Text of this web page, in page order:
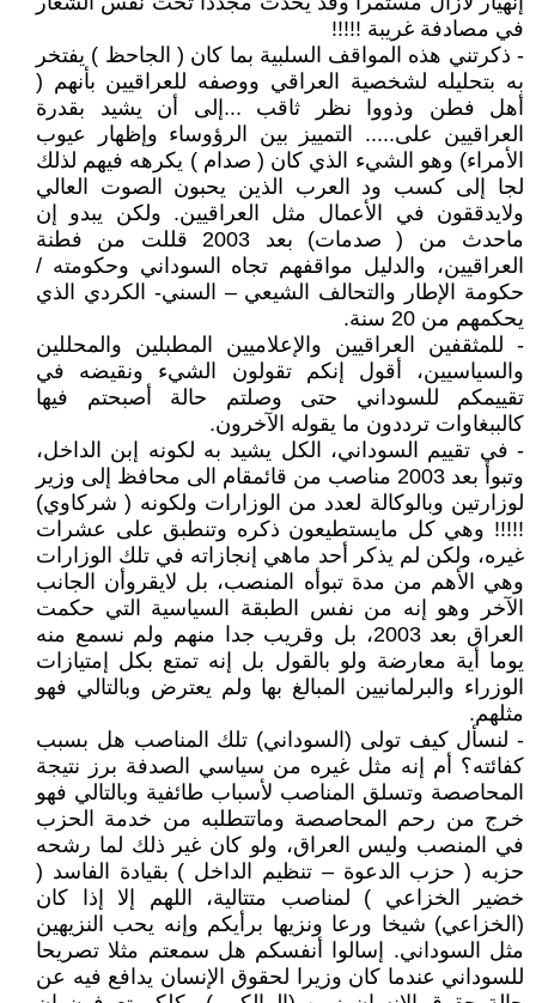
في مصادفة غريبة !!!!!
- ذكرتني هذه المواقف السلبية بما كان ( الجاحظ ) يفتخر
به بتحليله لشخصية العراقي ووصفه للعراقيين بأنهم (
أهل فطن وذووا نظر ثاقب ...إلى أن يشيد بقدرة
العراقيين على..... التمييز بين الرؤوساء وإظهار عيوب
الأمراء) وهو الشيء الذي كان ( صدام ) يكرهه فيهم لذلك
لجا إلى كسب ود العرب الذين يحبون الصوت العالي
ولايدققون في الأعمال مثل العراقيين. ولكن يبدو إن
ماحدث من ( صدمات) بعد 2003 قللت من فطنة
العراقيين، والدليل مواقفهم تجاه السوداني وحكومته /
حكومة الإطار والتحالف الشيعي – السني- الكردي الذي
يحكمهم من 20 سنة.
- للمثقفين العراقيين والإعلاميين المطبلين والمحللين
والسياسيين، أقول إنكم تقولون الشيء ونقيضه في
تقييمكم للسوداني حتى وصلتم حالة أصبحتم فيها
كالببغاوات ترددون ما يقوله الآخرون.
- في تقييم السوداني، الكل يشيد به لكونه إبن الداخل،
وتبوأ بعد 2003 مناصب من قائمقام الى محافظ إلى وزير
لوزارتين وبالوكالة لعدد من الوزارات ولكونه ( شركاوي)
!!!!! وهي كل مايستطيعون ذكره وتنطبق على عشرات
غيره، ولكن لم يذكر أحد ماهي إنجازاته في تلك الوزارات
وهي الأهم من مدة تبوأه المنصب، بل لايقروأن الجانب
الآخر وهو إنه من نفس الطبقة السياسية التي حكمت
العراق بعد 2003، بل وقريب جدا منهم ولم نسمع منه
يوما أية معارضة ولو بالقول بل إنه تمتع بكل إمتيازات
الوزراء والبرلمانيين المبالغ بها ولم يعترض وبالتالي فهو
مثلهم.
- لنسأل كيف تولى (السوداني) تلك المناصب هل بسبب
كفائته؟ أم إنه مثل غيره من سياسي الصدفة برز نتيجة
المحاصصة وتسلق المناصب لأسباب طائفية وبالتالي فهو
خرج من رحم المحاصصة وماتتطلبه من خدمة الحزب
في المنصب وليس العراق، ولو كان غير ذلك لما رشحه
حزبه ( حزب الدعوة – تنظيم الداخل ) بقيادة الفاسد (
خضير الخزاعي ) لمناصب متتالية، اللهم إلا إذا كان
(الخزاعي) شيخا ورعا ونزيها برأيكم وإنه يحب النزيهين
مثل السوداني. إسالوا أنفسكم هل سمعتم مثلا تصريحا
للسوداني عندما كان وزيرا لحقوق الإنسان يدافع فيه عن